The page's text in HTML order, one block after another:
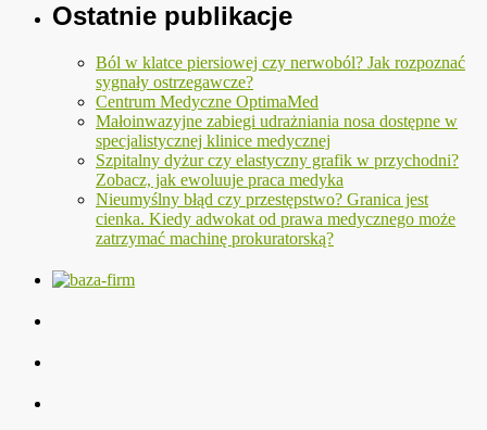
Ostatnie publikacje
Ból w klatce piersiowej czy nerwoból? Jak rozpoznać
sygnały ostrzegawcze?
Centrum Medyczne OptimaMed
Małoinwazyjne zabiegi udrażniania nosa dostępne w
specjalistycznej klinice medycznej
Szpitalny dyżur czy elastyczny grafik w przychodni?
Zobacz, jak ewoluuje praca medyka
Nieumyślny błąd czy przestępstwo? Granica jest
cienka. Kiedy adwokat od prawa medycznego może
zatrzymać machinę prokuratorską?